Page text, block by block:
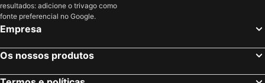
resultados: adicione o trivago como
fonte preferencial no Google.
Empresa
Os nossos produtos